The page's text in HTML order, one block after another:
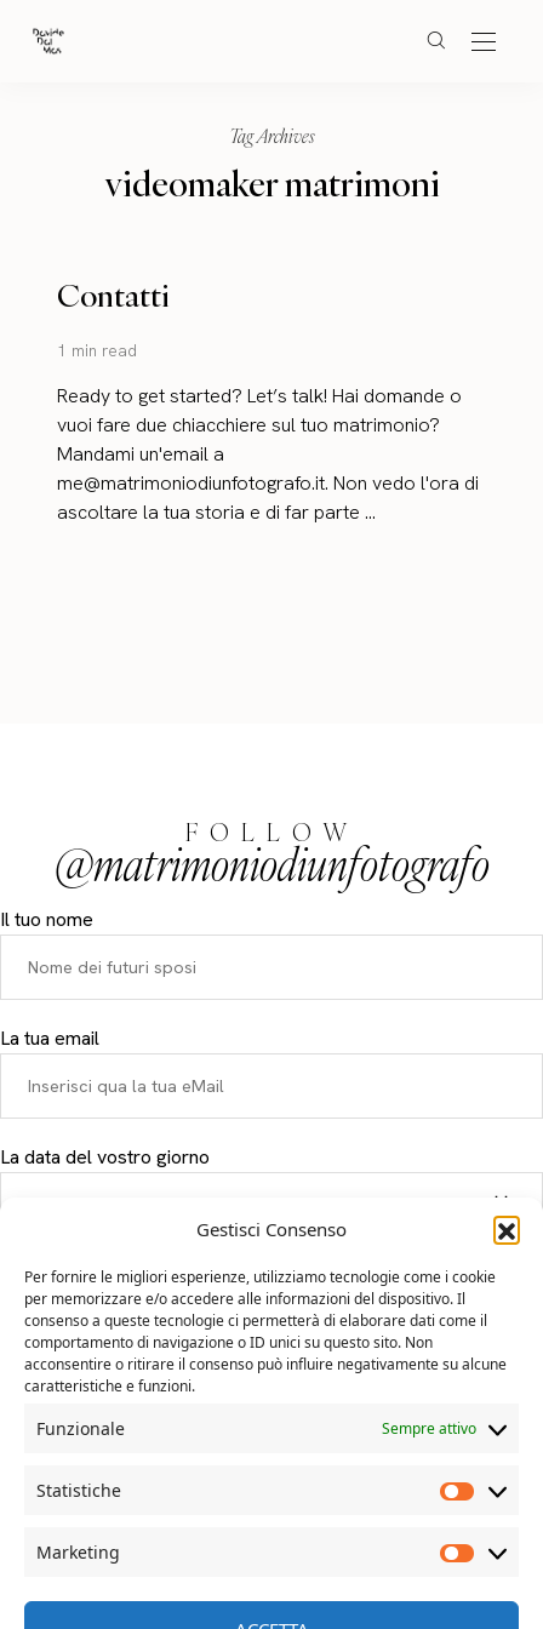
Gestisci Consenso
Per fornire le migliori esperienze, utilizziamo tecnologie come i cookie
per memorizzare e/o accedere alle informazioni del dispositivo. Il
consenso a queste tecnologie ci permetterà di elaborare dati come il
comportamento di navigazione o ID unici su questo sito. Non
acconsentire o ritirare il consenso può influire negativamente su alcune
caratteristiche e funzioni.
Funzionale Sempre attivo
Statistiche
Marketing
Tag Archives
videomaker matrimoni
Contatti
1 min read
Ready to get started? Let’s talk! Hai domande o
vuoi fare due chiacchiere sul tuo matrimonio?
Mandami un'email a
me@matrimoniodiunfotografo.it. Non vedo l'ora di
ascoltare la tua storia e di far parte ...
FOLLOW
@matrimoniodiunfotografo
Il tuo nome
La tua email
La data del vostro giorno
Il tuo messaggio